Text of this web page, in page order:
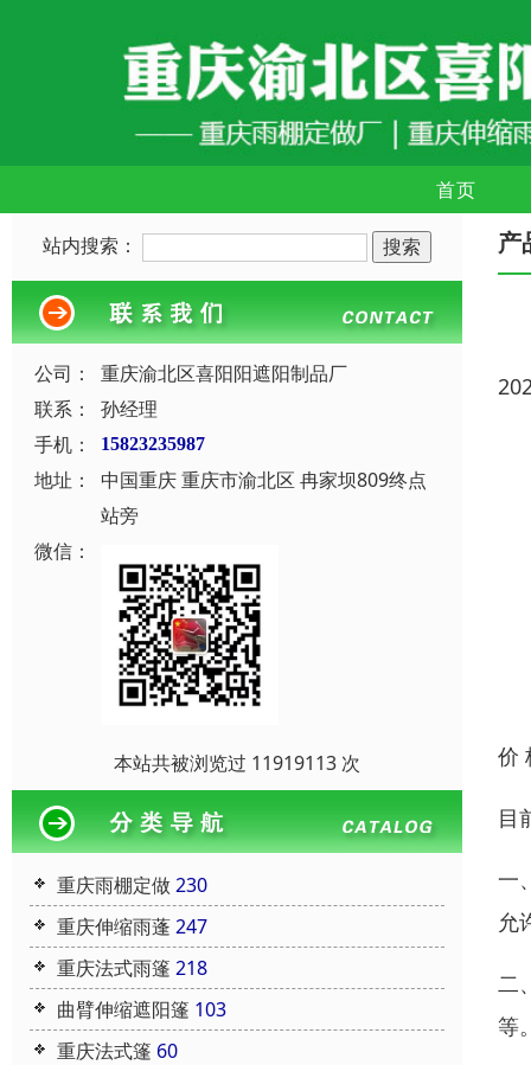
首页
站内搜索：
公司：
重庆渝北区喜阳阳遮阳制品厂
联系：
孙经理
手机：
15823235987
地址：
中国重庆 重庆市渝北区 冉家坝809终点
站旁
微信：
本站共被浏览过 11919113 次
重庆雨棚定做230
重庆伸缩雨蓬247
重庆法式雨篷 218
曲臂伸缩遮阳篷 103
重庆法式篷 60
产
价
目
一
允
二
等